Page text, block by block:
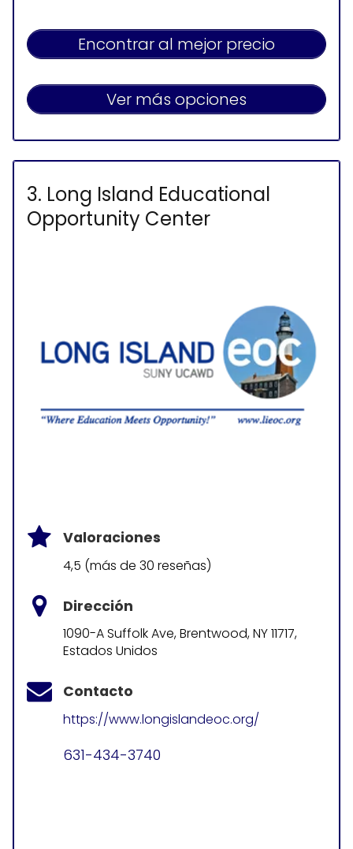
Encontrar al mejor precio
Ver más opciones
3. Long Island Educational
Opportunity Center
Valoraciones
4,5 (más de 30 reseñas)
Dirección
1090-A Suffolk Ave, Brentwood, NY 11717,
Estados Unidos
Contacto
https://www.longislandeoc.org/
631-434-3740